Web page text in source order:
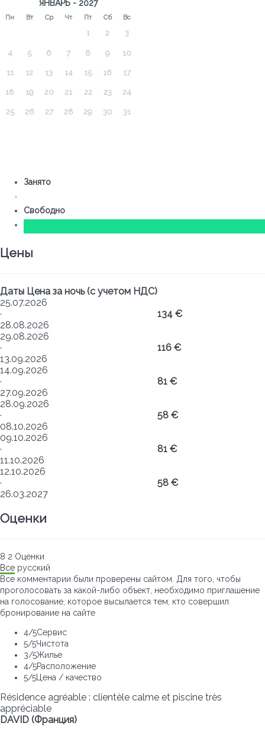
ЯНВАРЬ - 2027
Пн Вт Ср Чт Пт Сб Вс
1 2 3
4 5 6 7 8 9 10
11 12 13 14 15 16 17
18 19 20 21 22 23 24
25 26 27 28 29 30 31
Занято
Свободно
Цены
Даты Цена за ночь (с учетом НДС)
25.07.2026
·
28.08.2026
134 €
29.08.2026
·
13.09.2026
116 €
14.09.2026
·
27.09.2026
81 €
28.09.2026
·
08.10.2026
58 €
09.10.2026
·
11.10.2026
81 €
12.10.2026
·
26.03.2027
58 €
Оценки
8 2 Оценки
Все русский
Все комментарии были проверены сайтом. Для того, чтобы
проголосовать за какой-либо объект, необходимо приглашение
на голосование, которое высылается тем, кто совершил
бронирование на сайте
4/5Сервис
5/5Чистота
3/5Жилье
4/5Расположение
5/5 Цена / качество
Résidence agréable : clientèle calme et piscine très
appréciable
DAVID (Франция)